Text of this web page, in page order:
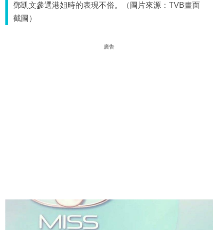
鄧凱文參選港姐時的表現不俗。（圖片來源：TVB畫面
截圖）
廣告